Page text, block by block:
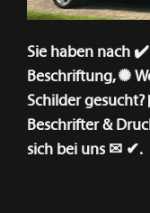
Sie haben nach
Beschriftung, ✺
Schilder
Beschrifter &
sich bei uns ✉ ✔.